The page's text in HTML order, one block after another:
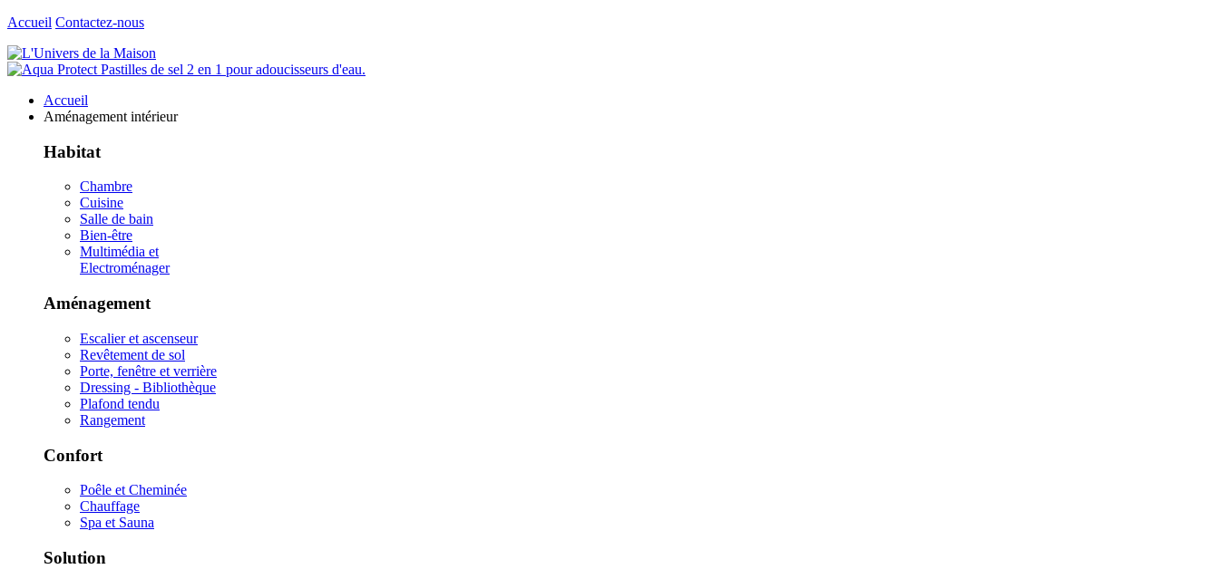
Accueil Contactez-nous
Accueil
Aménagement intérieur
Habitat
Chambre
Cuisine
Salle de bain
Bien-être
Multimédia et
Electroménager
Aménagement
Escalier et ascenseur
Revêtement de sol
Porte, fenêtre et verrière
Dressing - Bibliothèque
Plafond tendu
Rangement
Confort
Poêle et Cheminée
Chauffage
Spa et Sauna
Solution